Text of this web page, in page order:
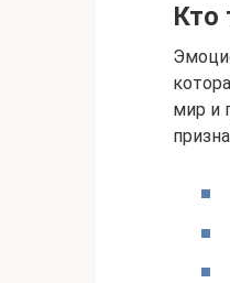
Кто
мир и